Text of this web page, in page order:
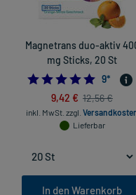
Magnetrans duo-aktiv
mg Sticks, 20 St
5.0
9*
9,42 € 12,56 €
inkl. MwSt. zzgl.
Lieferbar
In den Warenkorb